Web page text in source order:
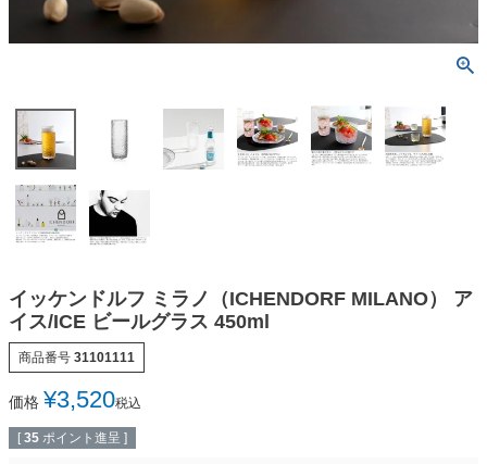
イッケンドルフ ミラノ（ICHENDORF MILANO） ア
イス/ICE ビールグラス 450ml
商品番号 31101111
価格 ¥3,520税込
[ 35 ポイント進呈 ]